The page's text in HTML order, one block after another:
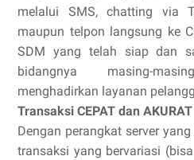
melalui SMS, chatting via
maupun telpon langsung ke
SDM yang telah siap dan
bidangnya masing-
menghadirkan layanan
Transaksi CEPAT dan AKURAT
Dengan perangkat server
transaksi yang bervariasi